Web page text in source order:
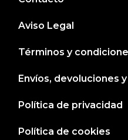
Aviso Legal
Términos y
Envíos, devoluciones
Política de privacidad
Política de cookies